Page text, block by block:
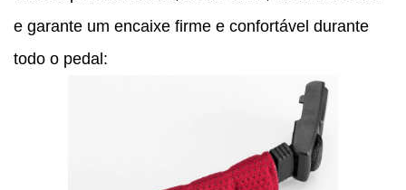
e garante um encaixe firme e confortável durante
todo o pedal: